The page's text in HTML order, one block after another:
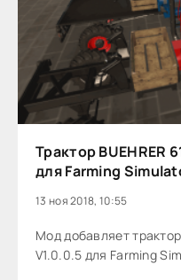
Трактор BUEHRER
для Farming
13 ноя 2018, 10:55
Мод добавляет трактор
V1.0.0.5 для Farming